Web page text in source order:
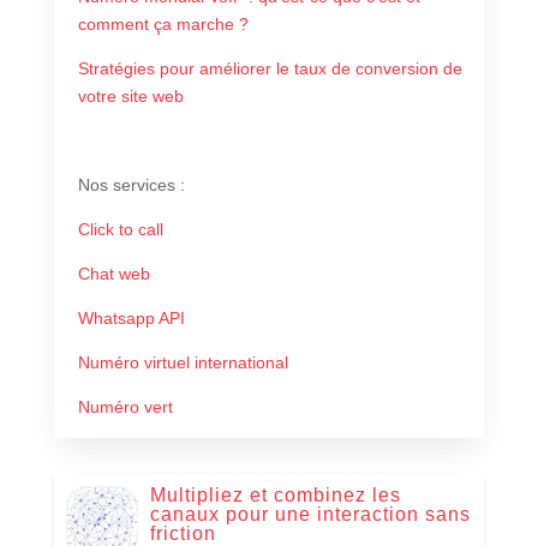
comment ça marche ?
Stratégies pour améliorer le taux de conversion de
votre site web
Nos services :
Click to call
Chat web
Whatsapp API
Numéro virtuel international
Numéro vert
Multipliez et combinez les
canaux pour une interaction sans
friction